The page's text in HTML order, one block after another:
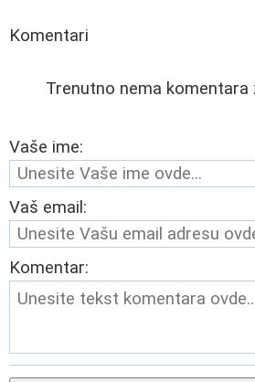
Komentari
Trenutno nema komentara
Vaše ime:
Vaš email:
Komentar: